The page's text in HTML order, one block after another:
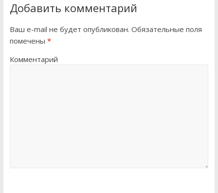
Добавить комментарий
Ваш e-mail не будет опубликован. Обязательные поля
помечены *
Комментарий